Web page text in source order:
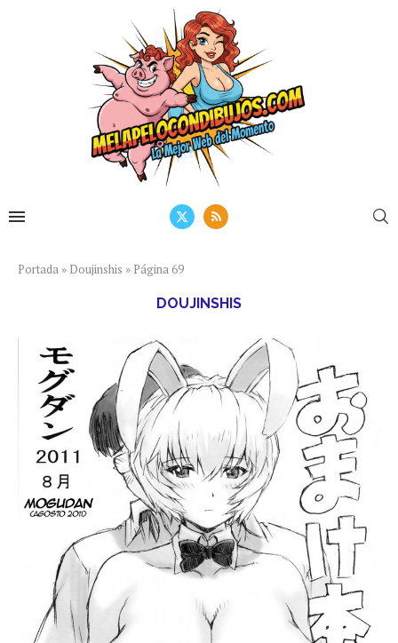
Portada » Doujinshis » Página 69
DOUJINSHIS